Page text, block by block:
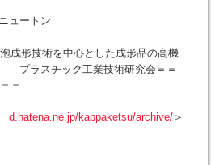
ュートン
形技術を中心とした成形品の高機
ラスチック工業技術研究会＝＝
＝
d.hatena.ne.jp/kappaketsu/archive/＞